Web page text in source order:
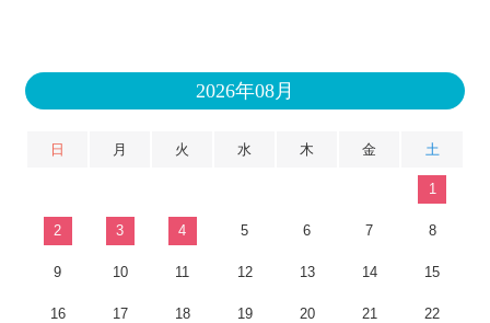
2026年08月
日 月 火 水 木 金 土
1
2 3 4 5 6 7 8
9 10 11 12 13 14 15
16 17 18 19 20 21 22